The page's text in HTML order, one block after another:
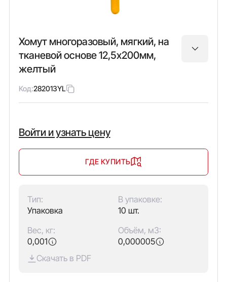
Хомут многоразовый, мягкий, на
тканевой основе 12,5х200мм,
желтый
Код:282013YL
Войти и узнать цену
ГДЕ КУПИТЬ
Тип:
Упаковка
В упаковке:
10 шт.
Вес, кг:
0,001
Объём, м3:
0,000005
Скачать в PDF